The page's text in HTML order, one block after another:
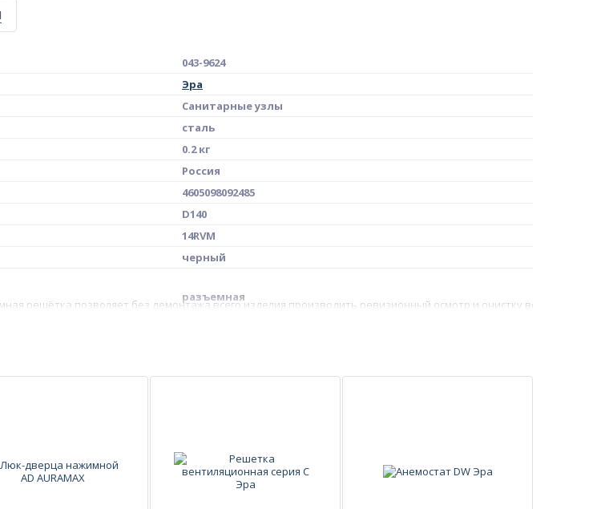
043-9624
Эра
Санитарные узлы
сталь
0.2 кг
Россия
4605098092485
D140
14RVM
черный
решётка позволяет без демонтажа всего изделия производить ревизионный осмотр и очистку
разъемная